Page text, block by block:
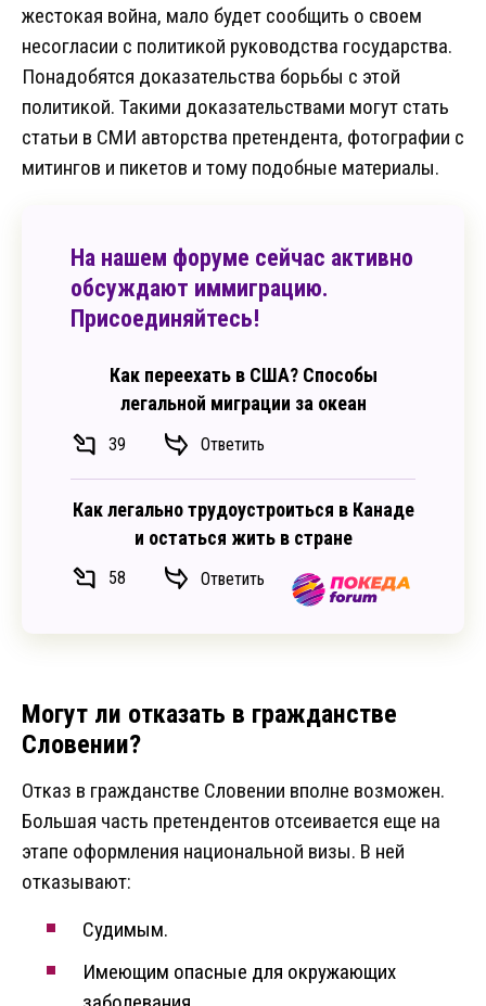
жестокая война, мало будет сообщить о своем
несогласии с политикой руководства государства.
Понадобятся доказательства борьбы с этой
политикой. Такими доказательствами могут стать
статьи в СМИ авторства претендента, фотографии с
митингов и пикетов и тому подобные материалы.
На нашем форуме сейчас активно
обсуждают иммиграцию.
Присоединяйтесь!
Как переехать в США? Способы
легальной миграции за океан
39 Ответить
Как легально трудоустроиться в Канаде
и остаться жить в стране
58 Ответить
Могут ли отказать в гражданстве
Словении?
Отказ в гражданстве Словении вполне возможен.
Большая часть претендентов отсеивается еще на
этапе оформления национальной визы. В ней
отказывают:
Судимым.
Имеющим опасные для окружающих